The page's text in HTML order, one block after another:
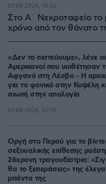
Στο Α΄ Νεκροταφείο το
χρόνο από τον θάνατο
07.08.2026, 10:26
«Δεν το πιστεύουμε», λένε οι
Αμερικανοί που υιοθέτησαν
Αφγανό στη Λέσβο - Η
για το φονικό στην Κυψέλη
σιωπή στην απολογία
07.08.2026, 07:19
Οργή στο Περού για το
σεξουαλικής επίθεσης
26χρονη τραγουδίστρια:
θα το ξεπεράσεις» της
μπάντα της